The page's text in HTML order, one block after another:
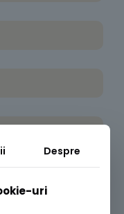
Despre
uri